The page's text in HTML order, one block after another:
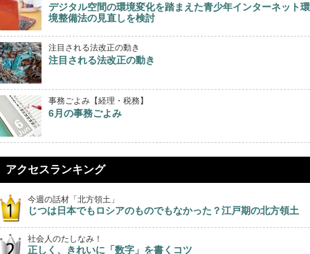
デジタル空間の環境変化を踏まえた青少年インターネット環
境整備法の見直しを検討
注目される法改正の動き
注目される法改正の動き
事務ごよみ【経理・税務】
6月の事務ごよみ
アクセスランキング
今週の話材「北方領土」
じつは日本でもロシアのものでもなかった？江戸期の北方領土
社会人のたしなみ！
正しく、きれいに「数字」を書くコツ